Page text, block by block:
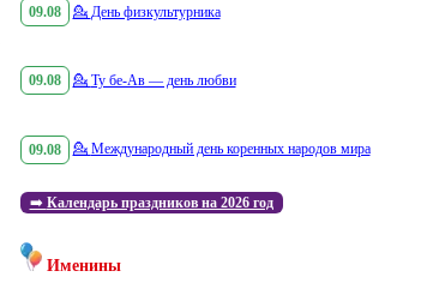
09.08 💁 День физкультурника
09.08 💁 Ту бе-Ав — день любви
09.08 💁 Международный день коренных народов мира
➡️ Календарь праздников на 2026 год
Именины